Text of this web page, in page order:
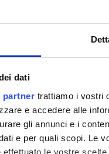
dati
partner trattiamo i vostri
e accedere alle
gli annunci e i
e per quali scopi. Le
effettuato le vostre
Note
Didattica 0